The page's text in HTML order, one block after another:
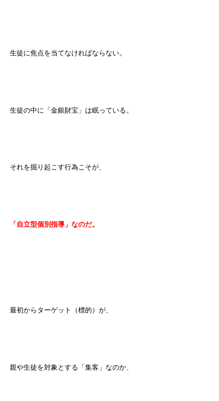
生徒に焦点を当てなければならない。
生徒の中に「金銀財宝」は眠っている。
それを掘り起こす行為こそが、
「自立型個別指導」なのだ。
最初からターゲット（標的）が、
親や生徒を対象とする「集客」なのか、